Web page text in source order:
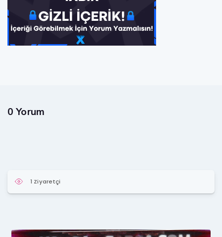
0 Yorum
1 Ziyaretçi